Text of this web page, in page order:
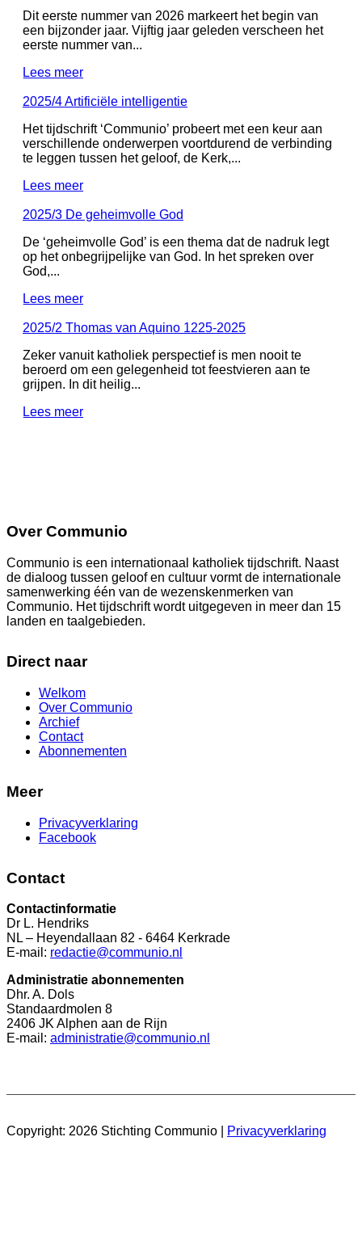
Dit eerste nummer van 2026 markeert het begin van
een bijzonder jaar. Vijftig jaar geleden verscheen het
eerste nummer van...
Lees meer
2025/4 Artificiële intelligentie
Het tijdschrift ‘Communio’ probeert met een keur aan
verschillende onderwerpen voortdurend de verbinding
te leggen tussen het geloof, de Kerk,...
Lees meer
2025/3 De geheimvolle God
De ‘geheimvolle God’ is een thema dat de nadruk legt
op het onbegrijpelijke van God. In het spreken over
God,...
Lees meer
2025/2 Thomas van Aquino 1225-2025
Zeker vanuit katholiek perspectief is men nooit te
beroerd om een gelegenheid tot feestvieren aan te
grijpen. In dit heilig...
Lees meer
Over Communio
Communio is een internationaal katholiek tijdschrift. Naast
de dialoog tussen geloof en cultuur vormt de internationale
samenwerking één van de wezenskenmerken van
Communio. Het tijdschrift wordt uitgegeven in meer dan 15
landen en taalgebieden.
Direct naar
Welkom
Over Communio
Archief
Contact
Abonnementen
Meer
Privacyverklaring
Facebook
Contact
Contactinformatie
Dr L. Hendriks
NL – Heyendallaan 82 - 6464 Kerkrade
E-mail: redactie@communio.nl
Administratie abonnementen
Dhr. A. Dols
Standaardmolen 8
2406 JK Alphen aan de Rijn
E-mail: administratie@communio.nl
Copyright: 2026 Stichting Communio | Privacyverklaring